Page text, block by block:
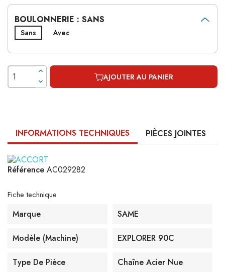
BOULONNERIE : SANS
Sans Avec
AJOUTER AU PANIER
INFORMATIONS TECHNIQUES PIÈCES JOINTES
Référence AC029282
Fiche technique
Marque SAME
Modèle (machine) EXPLORER 90C
Type De Pièce Chaîne Acier Nue